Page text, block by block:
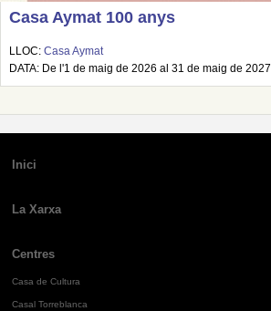
Casa Aymat 100 anys
LLOC: Casa Aymat
DATA: De l'1 de maig de 2026 al 31 de maig de 2027
Inici
La Xarxa
Centres
Casa de Cultura
Casal Torreblanca